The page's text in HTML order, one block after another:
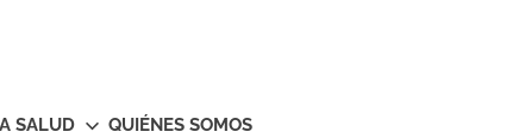
SALUD QUIÉNES SOMOS